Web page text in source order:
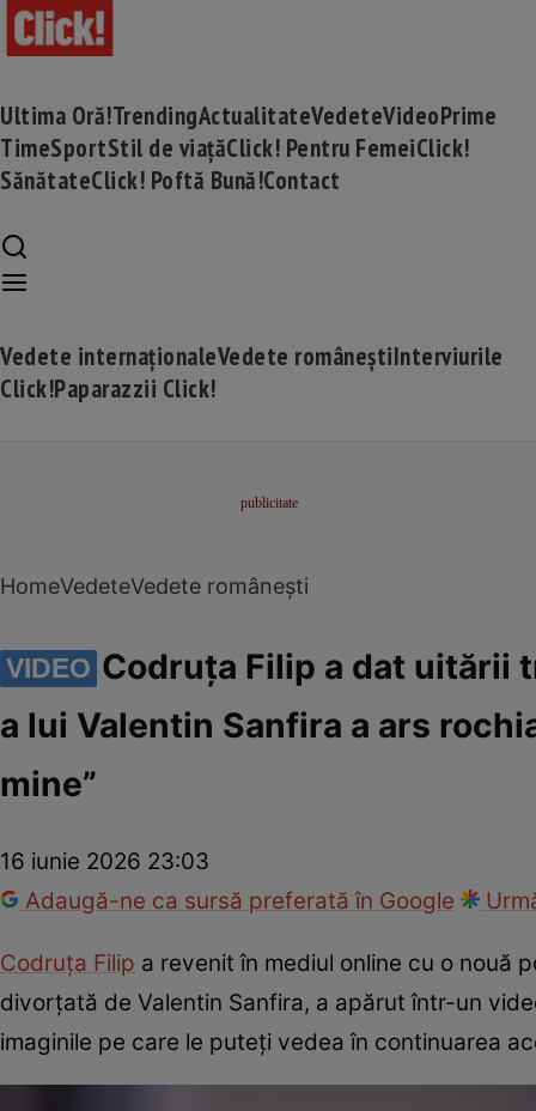
Ultima Oră!TrendingActualitateVedeteVideoPrime
TimeSportStil de viațăClick! Pentru FemeiClick!
SănătateClick! Poftă Bună!Contact
Vedete internaționaleVedete româneștiInterviurile
Click!Paparazzii Click!
HomeVedeteVedete românești
VIDEO Codruța Filip a dat uitării
a lui Valentin Sanfira a ars
mine”
16 iunie 2026 23:03
Adaugă-ne ca sursă preferată în Google
Codruța Filip a revenit în mediul online cu o nouă
divorțată de Valentin Sanfira, a apărut într-un
imaginile pe care le puteți vedea în continuarea